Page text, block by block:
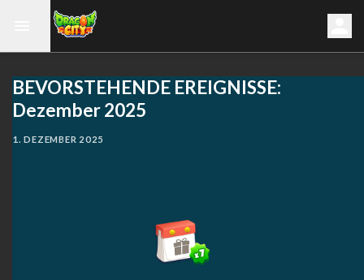
BEVORSTEHENDE EREIGNISSE:
Dezember 2025
1. DEZEMBER 2025